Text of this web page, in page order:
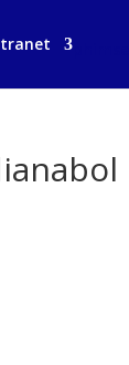
phimsex